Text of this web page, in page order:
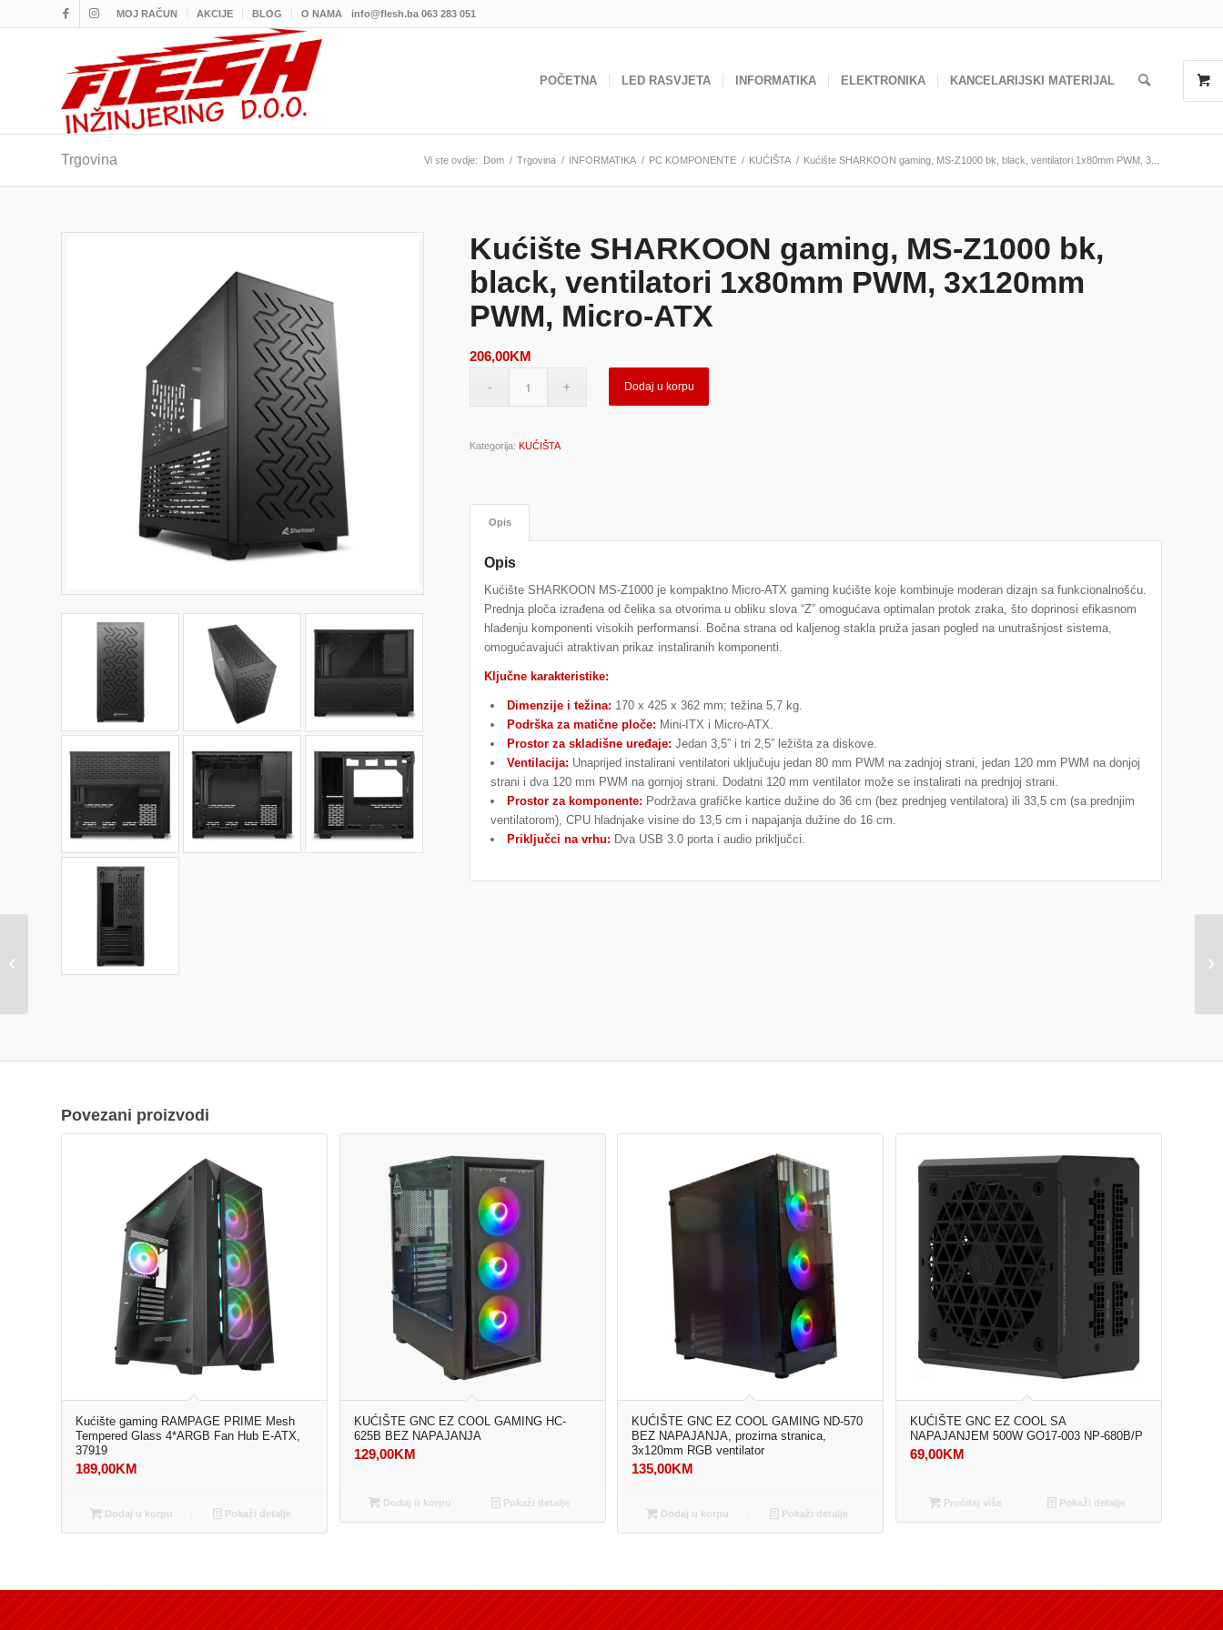
MOJ RAČUN AKCIJE BLOG O NAMA info@flesh.ba 063 283 051
POČETNA LED RASVJETA INFORMATIKA ELEKTRONIKA KANCELARIJSKI MATERIJAL
Trgovina Vi ste ovdje: Dom / Trgovina / INFORMATIKA / PC KOMPONENTE / KUĆIŠTA / Kućište SHARKOON gaming, MS-Z1000 bk, black, ventilatori 1x80mm PWM, 3...
Kućište SHARKOON gaming, MS-Z1000 bk,
black, ventilatori 1x80mm PWM, 3x120mm
PWM, Micro-ATX
206,00KM
Dodaj u korpu
Kategorija:KUĆIŠTA
Opis
Opis
Kućište SHARKOON MS-Z1000 je kompaktno Micro-ATX gaming kućište koje kombinuje moderan dizajn sa funkcionalnošću.
Prednja ploča izrađena od čelika sa otvorima u obliku slova “Z” omogućava optimalan protok zraka, što doprinosi efikasnom
hlađenju komponenti visokih performansi. Bočna strana od kaljenog stakla pruža jasan pogled na unutrašnjost sistema,
omogućavajući atraktivan prikaz instaliranih komponenti.
Ključne karakteristike:
Dimenzije i težina: 170 x 425 x 362 mm; težina 5,7 kg.
Podrška za matične ploče: Mini-ITX i Micro-ATX.
Prostor za skladišne uređaje: Jedan 3,5” i tri 2,5” ležišta za diskove.
Ventilacija: Unaprijed instalirani ventilatori uključuju jedan 80 mm PWM na zadnjoj strani, jedan 120 mm PWM na donjoj
strani i dva 120 mm PWM na gornjoj strani. Dodatni 120 mm ventilator može se instalirati na prednjoj strani.
Prostor za komponente: Podržava grafičke kartice dužine do 36 cm (bez prednjeg ventilatora) ili 33,5 cm (sa prednjim
ventilatorom), CPU hladnjake visine do 13,5 cm i napajanja dužine do 16 cm.
Priključci na vrhu: Dva USB 3.0 porta i audio priključci.
Povezani proizvodi
Kućište gaming RAMPAGE PRIME Mesh
Tempered Glass 4*ARGB Fan Hub E-ATX,
37919
189,00KM
Dodaj u korpu Pokaži detalje
KUĆIŠTE GNC EZ COOL GAMING HC-
625B BEZ NAPAJANJA
129,00KM
Dodaj u korpu Pokaži detalje
KUĆIŠTE GNC EZ COOL GAMING ND-570
BEZ NAPAJANJA, prozirna stranica,
3x120mm RGB ventilator
135,00KM
Dodaj u korpu Pokaži detalje
KUĆIŠTE GNC EZ COOL SA
NAPAJANJEM 500W GO17-003 NP-680B/P
69,00KM
Pročitaj više Pokaži detalje
Kućište SHARKOON
gaming, MS-Y1000 wh,
white, ventilatori